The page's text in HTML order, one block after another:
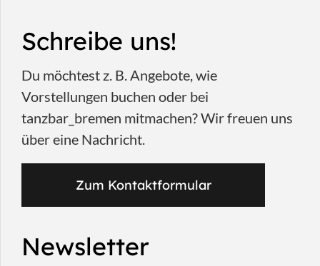
Schreibe uns!
Du möchtest z. B. Angebote, wie
Vorstellungen buchen oder bei
tanzbar_bremen mitmachen? Wir freuen uns
über eine Nachricht.
Zum Kontaktformular
Newsletter